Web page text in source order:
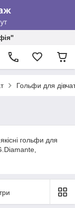
Гольфи для
гольфи для